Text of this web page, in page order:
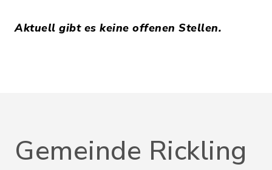
Aktuell gibt es keine offenen Stellen.
Gemeinde Rickling